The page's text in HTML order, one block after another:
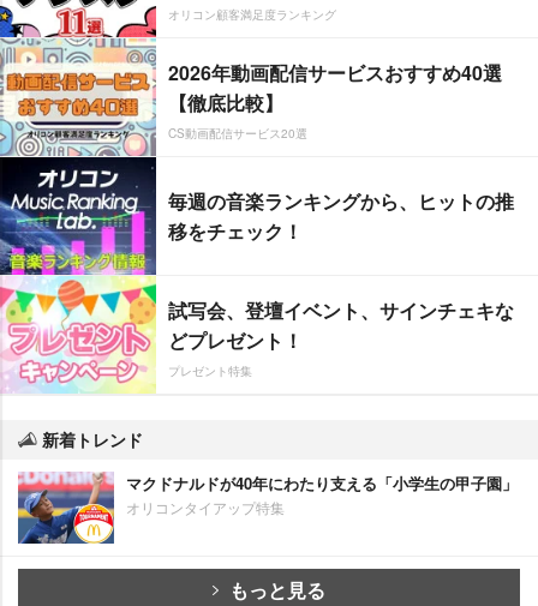
オリコン顧客満足度ランキング
2026年動画配信サービスおすすめ40選
【徹底比較】
CS動画配信サービス20選
毎週の音楽ランキングから、ヒットの推
移をチェック！
試写会、登壇イベント、サインチェキな
どプレゼント！
プレゼント特集
新着トレンド
マクドナルドが40年にわたり支える「小学生の甲子園」
オリコンタイアップ特集
もっと見る